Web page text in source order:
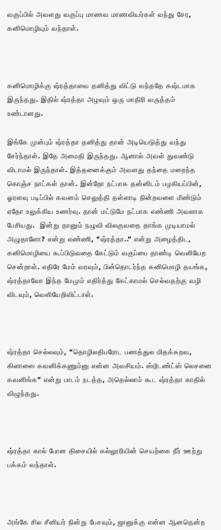
வகுப்பில் அவளது வகுப்பு மாணவ மாணவியர்கள் வந்து சேர,
கனிமொழியும் வந்தாள்.
கனிமொழிக்கு ஷ்ரத்தாவை தனித்து விட்டு வந்ததே கஷ்டமாக
இருந்தது. இதில் ஷ்ரத்தா அழவும் ஒரு மாதிரி வருத்தம்
உண்டானது.
இங்கே முன்பும் ஷ்ரத்தா தனித்து தான் அடியெடுத்து வந்து
சேர்ந்தாள். இதே அமைதி இருந்தது. ஆனால் அவள் துவண்டு
விடாமல் இருந்தாள். இத்தனைக்கும் அவளது தந்தை மறைந்த
கொஞ்ச நாட்கள் தான். இன்றோ நட்பாக தன்னிடம் பழகியப்பின்,
ஓரளவு படிப்பில் கவனம் செலுத்தி தள்ளாடி நின்றவளை மீண்டும்
ஏதோ உலுக்கிய உணர்வு. தான் மட்டுமே நட்பாக எண்ணி அவளாக
பேசியது. இன்று தானும் நழுவி விலகுவதை தாங்க முடியாமல்
அழுதாளோ? என்று எண்ணி, “ஷ்ரத்தா..” என்று அழைத்திட,
கனிமொழியை கூப்பிடுவதை கேட்டும் வகுப்பை தாண்டி வெளியேற
சென்றாள். எதிரே மேம் வரவும், பின்தொடர்ந்த கனிமொழி தயங்க,
ஷ்ரத்தாவோ இந்த மேமும் எதிர்த்து கேட்காமல் செல்வதற்கு வழி
விடவும், வெளியேறிவிட்டாள்.
ஷ்ரத்தா செல்லவும், “தொழிலதிபரோட பணத்துல மிதக்கறவ,
கிளாஸை கவனிக்கணும்னு என்ன அவசியம். ஸ்டூடண்ட்ஸ் லெசனை
கவனிங்க” என்று பாடம் நடத்த, அதெல்லாம் கூட ஷ்ரத்தா காதில்
விழுந்தது.
ஷ்ரத்தா கால் போன திசையில் கல்லூரியின் செயற்கை நீர் ஊற்று
பக்கம் வந்தாள்.
அங்கே சில சீனியர் நின்று பேசவும், ஜானுக்கு என்ன ஆனதென்ற